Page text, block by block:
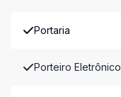
Portaria
Porteiro Eletrônico